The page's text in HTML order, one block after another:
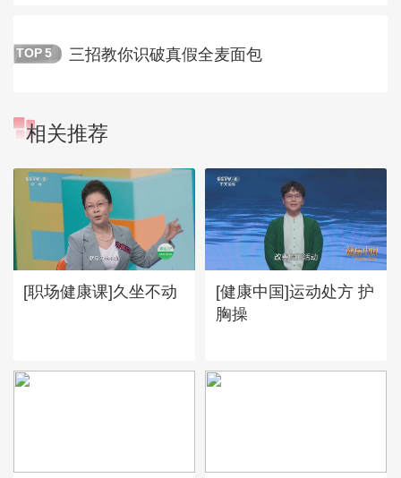
TOP 5 三招教你识破真假全麦面包
相关推荐
[职场健康课]久坐不动
[健康中国]运动处方 护
胸操